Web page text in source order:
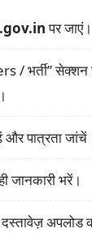
पर जाएं।
/ भर्ती” सेक्शन
और पात्रता
जानकारी भरें।
दस्तावेज़ अपलोड